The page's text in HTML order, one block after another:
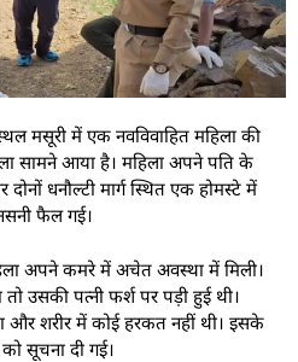
मसूरी में एक नवविवाहित महिला की
सामने आया है। महिला अपने पति के
धनौल्टी मार्ग स्थित एक होमस्टे में
फैल गई।
अपने कमरे में अचेत अवस्था में मिली।
उसकी पत्नी फर्श पर पड़ी हुई थी।
और शरीर में कोई हरकत नहीं थी। इसके
सूचना दी गई।